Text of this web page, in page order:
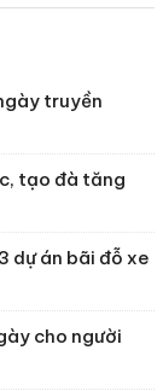
truyền
tạo đà tăng
dự án bãi đỗ xe
cho người